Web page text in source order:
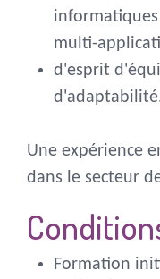
multi-
d'esprit
Une expérience
dans le secteur
Formation